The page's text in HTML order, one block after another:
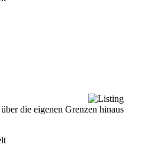
die eigenen Grenzen hinaus